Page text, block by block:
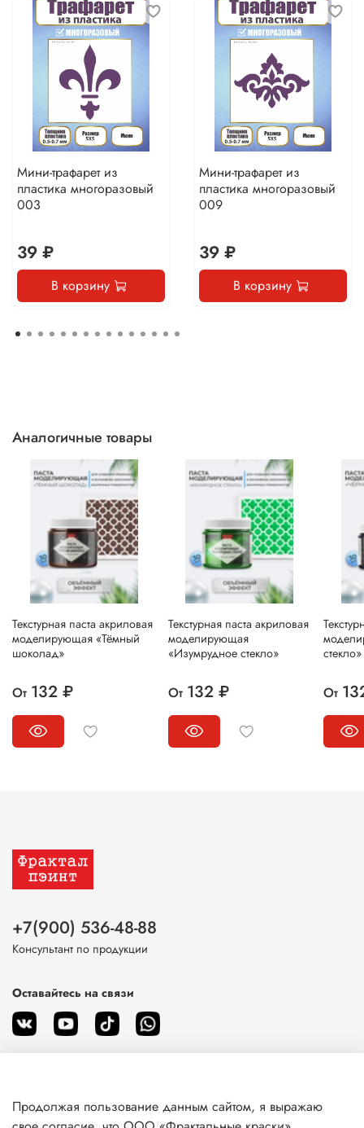
Мини-трафарет из
пластика многоразовый
003
39 ₽
В корзину
Мини-трафарет из
пластика многоразовый
009
39 ₽
В корзину
Аналогичные товары
Текстурная паста акриловая
моделирующая «Тёмный
шоколад»
От 132 ₽
Текстурная паста акриловая
моделирующая
«Изумрудное стекло»
От 132 ₽
стекло»
От
О магазине
+7(900) 536-48-88
Консультант по продукции
Оставайтесь на связи
Продолжая пользование данным сайтом, я выражаю